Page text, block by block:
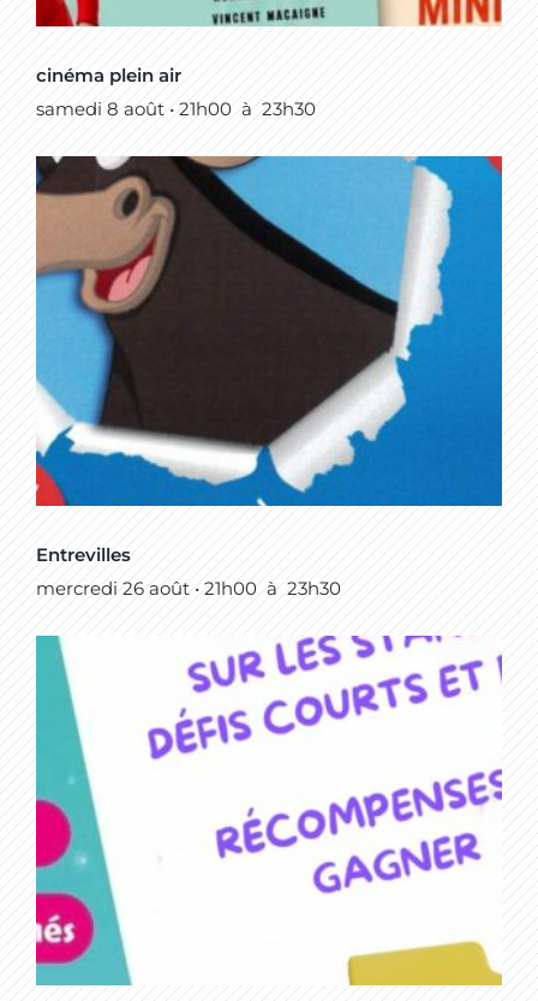
cinéma plein air
samedi 8 août • 21h00 à 23h30
Entrevilles
mercredi 26 août • 21h00 à 23h30